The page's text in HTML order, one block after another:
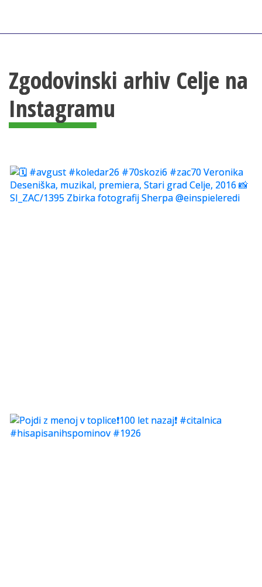
Zgodovinski arhiv Celje na
Instagramu